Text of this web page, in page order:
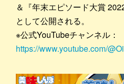
＆『年末エピソード大賞
として公開される。
※公式YouTubeチャンネル：
https://www.youtube.com/